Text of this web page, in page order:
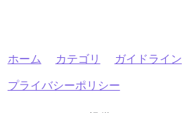
ホーム カテゴリ ガイドライン
プライバシーポリシー